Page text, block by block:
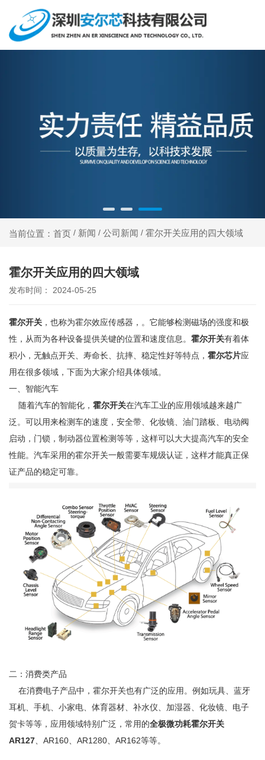
当前位置：首页 / 新闻 / 公司新闻 / 霍尔开关应用的四大领域
霍尔开关应用的四大领域
发布时间： 2024-05-25
霍尔开关 ，也称为霍尔效应传感器，。它能够检测磁场的强度和极
性，从而为各种设备提供关键的位置和速度信息。 霍尔开关有着体
积小，无触点开关、寿命长、抗摔、稳定性好等特点， 霍尔芯片应
用在很多领域，下面为大家介绍具体领域。
一、智能汽车
随着汽车的智能化， 霍尔开关在汽车工业的应用领域越来越广
泛。可以用来检测车的速度，安全带、化妆镜、油门踏板、电动阀
启动，门锁，制动器位置检测等等，这样可以大大提高汽车的安全
性能。汽车采用的霍尔开关一般需要车规级认证，这样才能真正保
证产品的稳定可靠。
二：消费类产品
在消费电子产品中，霍尔开关也有广泛的应用。例如玩具、蓝牙
耳机、手机、小家电、体育器材、补水仪、加湿器、化妆镜、电子
贺卡等等，应用领域特别广泛，常用的全极微功耗霍尔开关
AR127 、AR160、AR1280、AR162等等。